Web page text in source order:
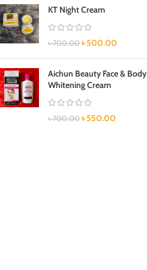
KT Night Cream
৳700.00 ৳500.00
Aichun Beauty Face & Body
Whitening Cream
৳700.00 ৳550.00